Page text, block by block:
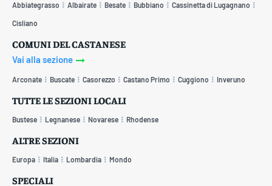
Abbiategrasso Albairate Besate Bubbiano Cassinetta di Lugagnano
Cisliano
COMUNI DEL CASTANESE
Vai alla sezione
Arconate Buscate Casorezzo Castano Primo Cuggiono Inveruno
TUTTE LE SEZIONI LOCALI
Bustese Legnanese Novarese Rhodense
ALTRE SEZIONI
Europa Italia Lombardia Mondo
SPECIALI